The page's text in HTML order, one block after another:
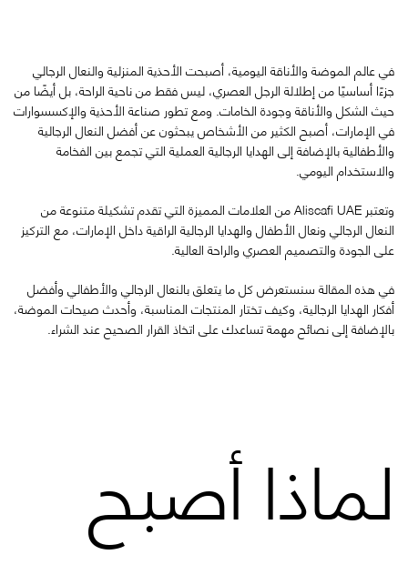
في عالم الموضة والأناقة اليومية، أصبحت الأحذية المنزلية والنعال الرجالي
جزءًا أساسيًا من إطلالة الرجل العصري، ليس فقط من ناحية الراحة، بل أيضًا من
حيث الشكل والأناقة وجودة الخامات. ومع تطور صناعة الأحذية والإكسسوارات
في الإمارات، أصبح الكثير من الأشخاص يبحثون عن أفضل النعال الرجالية
والأطفالية بالإضافة إلى الهدايا الرجالية العملية التي تجمع بين الفخامة
والاستخدام اليومي.
وتعتبر Aliscafi UAEمن العلامات المميزة التي تقدم تشكيلة متنوعة من
النعال الرجالي ونعال الأطفال والهدايا الرجالية الراقية داخل الإمارات، مع التركيز
على الجودة والتصميم العصري والراحة العالية.
في هذه المقالة سنستعرض كل ما يتعلق بالنعال الرجالي والأطفالي وأفضل
أفكار الهدايا الرجالية، وكيف تختار المنتجات المناسبة، وأحدث صيحات الموضة،
بالإضافة إلى نصائح مهمة تساعدك على اتخاذ القرار الصحيح عند الشراء.
لماذا أصبح